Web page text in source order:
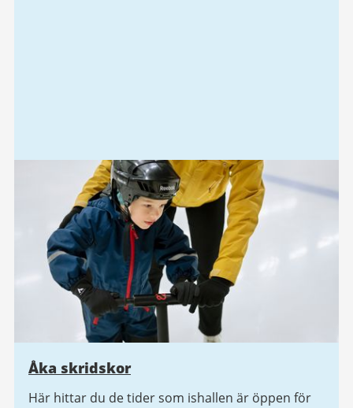
Åka skridskor
Här hittar du de tider som ishallen är öppen för